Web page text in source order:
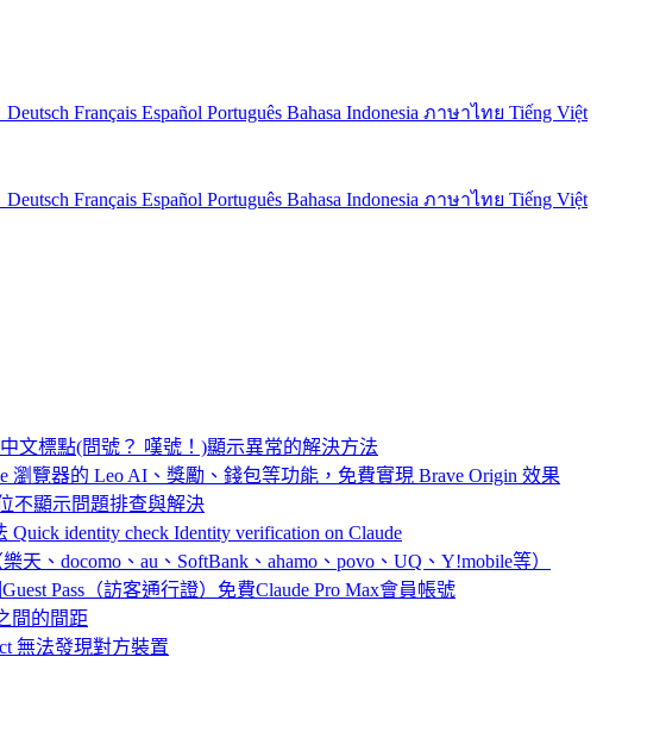
Deutsch Français Español Português Bahasa Indonesia ภาษาไทย Tiếng Việt
Deutsch Français Español Português Bahasa Indonesia ภาษาไทย Tiếng Việt
文標點(問號？ 嘆號！)顯示異常的解決方法
瀏覽器的 Leo AI、獎勵、錢包等功能，免費實現 Brave Origin 效果
不顯示問題排查與解決
identity check Identity verification on Claude
天、docomo、au、SoftBank、ahamo、povo、UQ、Y!mobile等）
Pass（訪客通行證）免費Claude Pro Max會員帳號
間的間距
無法發現對方裝置